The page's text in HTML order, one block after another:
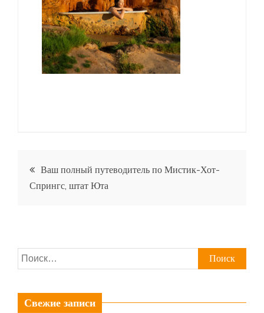
Навигация
Ваш полный путеводитель по Мистик-Хот-
Спрингс, штат Юта
Найти:
Свежие записи